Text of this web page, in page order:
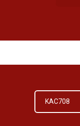
KAC708